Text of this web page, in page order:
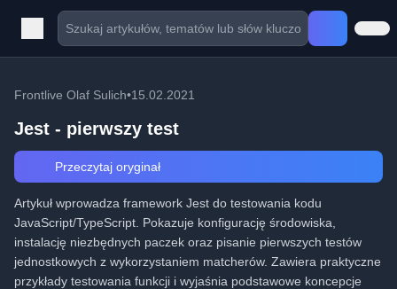
Frontlive Olaf Sulich•15.02.2021
Jest - pierwszy test
Przeczytaj oryginał
Artykuł wprowadza framework Jest do testowania kodu
JavaScript/TypeScript. Pokazuje konfigurację środowiska,
instalację niezbędnych paczek oraz pisanie pierwszych testów
jednostkowych z wykorzystaniem matcherów. Zawiera praktyczne
przykłady testowania funkcji i wyjaśnia podstawowe koncepcje